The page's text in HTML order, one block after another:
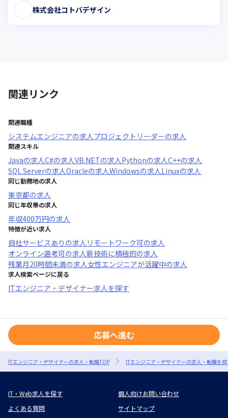
株式会社コトバデザイン
関連リンク
関連職種
システムエンジニアの求人プロジェクトリーダーの求人
関連スキル
Javaの求人C#の求人VB.NETの求人Pythonの求人C++の求人
SQL Serverの求人Oracleの求人Windowsの求人Linuxの求人
同じ勤務地の求人
東京都の求人
同じ年収帯の求人
年収400万円の求人
特徴が近い求人
自社サービスあり の求人 リモートワーク可の求人
オンライン選考可の求人新技術に積極的の求人
残業月20時間未満の求人女性エンジニアが活躍中の求人
求人検索ページに戻る
ITエンジニア・デザイナー求人を探す
応募へ進む
ITエンジニア・デザイナーの求人・転職TOP ITエンジニア・デザイナーの求人・転職を
IT・Web求人を探す
個人向けお問い合わせ
よくある質問
サイトマップ